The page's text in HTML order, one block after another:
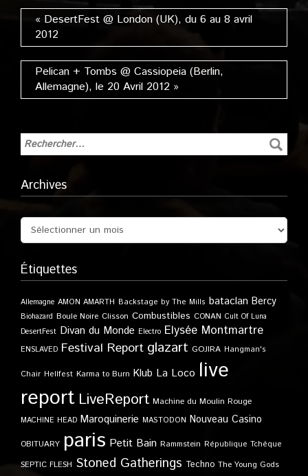
« DesertFest @ London (UK), du 6 au 8 avril
2012
Pelican + Tombs @ Cassiopeia (Berlin,
Allemagne), le 20 Avril 2012 »
Archives
Étiquettes
Allemagne AMON AMARTH Backstage by The Mills bataclan Bercy
Biohazard Boule Noire Clisson Combustibles CONAN Cult Of Luna
DesertFest Divan du Monde Electro Elysée Montmartre
ENSLAVED Festival Report glazart GOJIRA Hangman's
Chair Hellfest Karma to Burn Klub La Loco live
report LiveReport Machine du Moulin Rouge
MACHINE HEAD Maroquinerie MASTODON Nouveau Casino
OBITUARY paris Petit Bain Rammstein République Tchèque
SEPTIC FLESH Stoned Gatherings Techno The Young Gods